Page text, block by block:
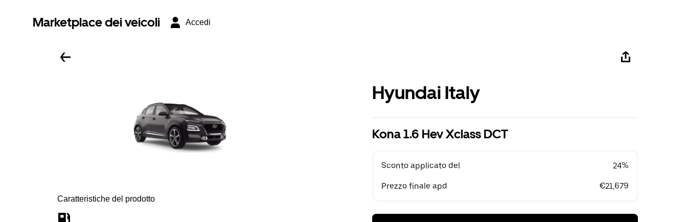
Marketplace dei veicoli Accedi
Caratteristiche del prodotto
Hyundai Italy
Kona 1.6 Hev Xclass DCT
Sconto applicato del 24%
Prezzo finale apd €21,679